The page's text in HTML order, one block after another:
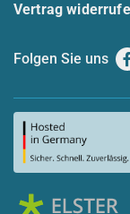
Vertrag
Folgen Sie uns